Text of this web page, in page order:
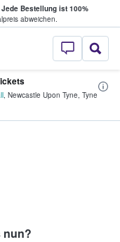
Jede Bestellung ist 100%
abweichen.
StubHub - Wo
, Newcastle Upon Tyne, Tyne
nun?